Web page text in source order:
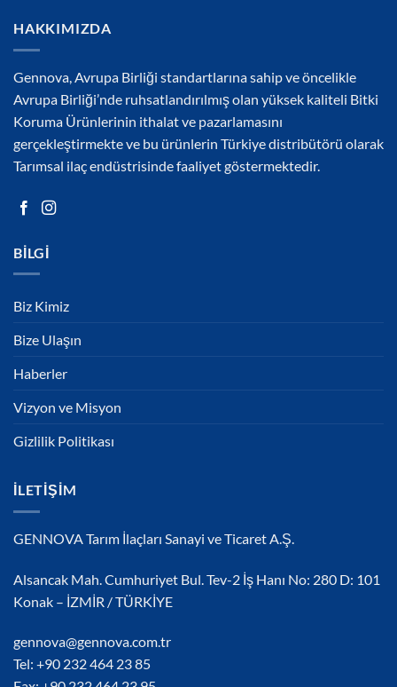
HAKKIMIZDA
Gennova, Avrupa Birliği standartlarına sahip ve öncelikle
Avrupa Birliği’nde ruhsatlandırılmış olan yüksek kaliteli Bitki
Koruma Ürünlerinin ithalat ve pazarlamasını
gerçekleştirmekte ve bu ürünlerin Türkiye distribütörü olarak
Tarımsal ilaç endüstrisinde faaliyet göstermektedir.
BILGI
Biz Kimiz
Bize Ulaşın
Haberler
Vizyon ve Misyon
Gizlilik Politikası
İLETIŞIM
GENNOVA Tarım İlaçları Sanayi ve Ticaret A.Ş.
Alsancak Mah. Cumhuriyet Bul. Tev-2 İş Hanı No: 280 D: 101
Konak – İZMİR / TÜRKİYE
gennova@gennova.com.tr
Tel: +90 232 464 23 85